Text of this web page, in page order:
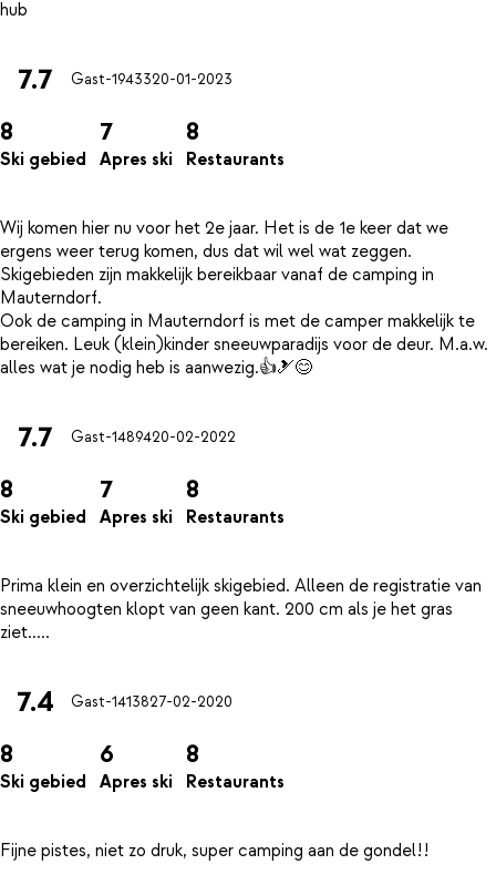
7.7 Gast-1943320-01-2023
8
Ski gebied
7
Apres ski
8
Restaurants
Wij komen hier nu voor het 2e jaar. Het is de 1e keer dat we
ergens weer terug komen, dus dat wil wel wat zeggen.
Skigebieden zijn makkelijk bereikbaar vanaf de camping in
Mauterndorf.
Ook de camping in Mauterndorf is met de camper makkelijk te
bereiken. Leuk (klein)kinder sneeuwparadijs voor de deur. M.a.w.
7.7 Gast-1489420-02-2022
8
Ski gebied
7
Apres ski
8
Restaurants
Prima klein en overzichtelijk skigebied. Alleen de registratie van
sneeuwhoogten klopt van geen kant. 200 cm als je het gras
7.4 Gast-1413827-02-2020
8
Ski gebied
6
Apres ski
8
Restaurants